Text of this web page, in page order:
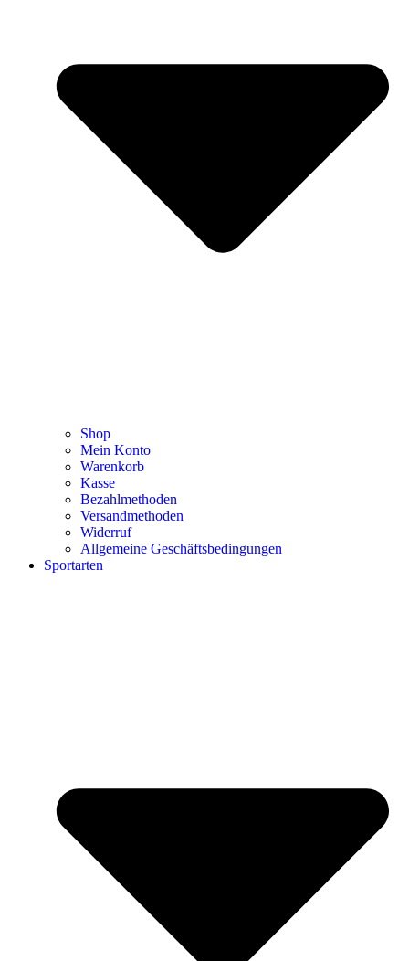
Shop
Mein Konto
Warenkorb
Kasse
Bezahlmethoden
Versandmethoden
Widerruf
Allgemeine Geschäftsbedingungen
Sportarten